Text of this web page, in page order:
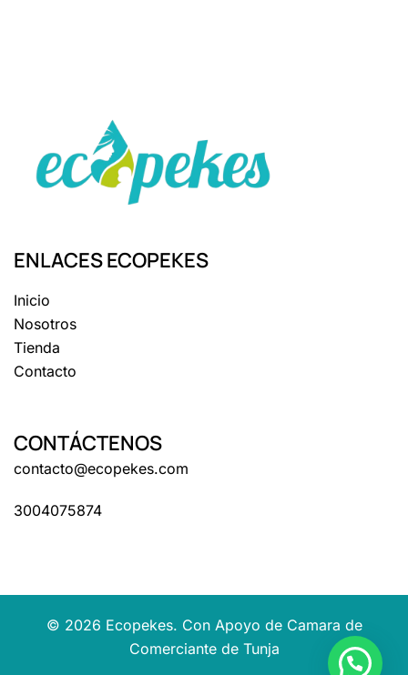
ENLACES ECOPEKES
Inicio
Nosotros
Tienda
Contacto
CONTÁCTENOS
contacto@ecopekes.com
3004075874
© 2026 Ecopekes. Con Apoyo de Camara de
Comerciante de Tunja